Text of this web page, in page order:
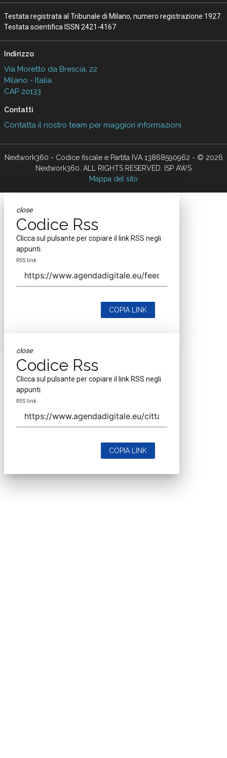
Testata registrata al Tribunale di Milano, numero registrazione 1927.
Testata scientifica ISSN 2421-4167
Indirizzo
Via Moretto da Brescia, 22
Milano - Italia
CAP 20133
Contatti
Contatta il nostro team per maggiori informazioni
Nextwork360 - Codice fiscale e Partita IVA 13868590962 - © 2026
Nextwork360. ALL RIGHTS RESERVED. ISP AWS
Mappa del sito
close
Codice Rss
Clicca sul pulsante per copiare il link RSS negli
appunti.
RSS link
COPIA LINK
close
Codice Rss
Clicca sul pulsante per copiare il link RSS negli
appunti.
RSS link
COPIA LINK